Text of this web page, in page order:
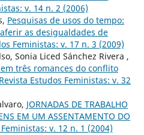
v. 14 n. 2 (2006)
Pesquisas de usos do tempo:
as desigualdades de
Feministas: v. 17 n. 3 (2009)
Sonia Liced Sánchez Rivera ,
três romances do conflito
Revista Estudos Feministas: v. 32
JORNADAS DE TRABALHO
EM UM ASSENTAMENTO DO
v. 12 n. 1 (2004)